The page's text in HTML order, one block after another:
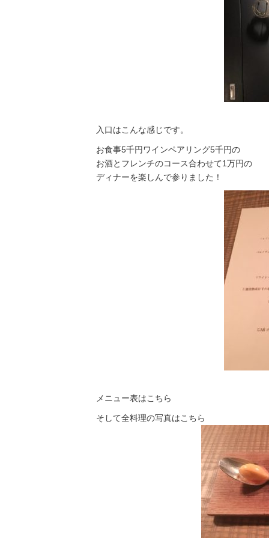
入口はこんな感じです。
お食事5千円ワインペアリング5千円の
お酒とフレンチのコース合わせて1万円の
ディナーを楽しんで参りました！
メニュー表はこちら
そして全料理の写真はこちら